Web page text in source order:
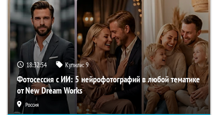
18:32:53 Купили:9
Фотосессия с ИИ: 5 нейрофотографий в любой тематике
от New Dream Works
Россия